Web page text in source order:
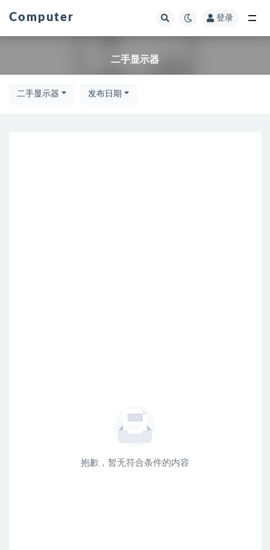
Computer 登录
二手显示器
二手显示器 发布日期
抱歉，暂无符合条件的内容